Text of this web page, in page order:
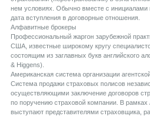
нем условиях. Обычно вместе с инициалами
дата вступления в договорные отношения.
Aлфавитные брокеры
Профессиональный жаргон зарубежной
США, известные широкому кругу
состоящим из заглавных букв английского
& Higgens).
Aмериканская система организации
Система продажи страховых полисов
осуществляющими заключение договоров
по поручению страховой компании. В
выступают представителями страховщика,